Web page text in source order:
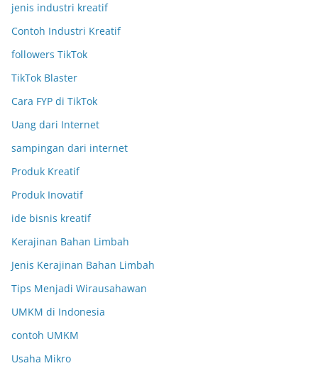
jenis industri kreatif
Contoh Industri Kreatif
followers TikTok
TikTok Blaster
Cara FYP di TikTok
Uang dari Internet
sampingan dari internet
Produk Kreatif
Produk Inovatif
ide bisnis kreatif
Kerajinan Bahan Limbah
Jenis Kerajinan Bahan Limbah
Tips Menjadi Wirausahawan
UMKM di Indonesia
contoh UMKM
Usaha Mikro